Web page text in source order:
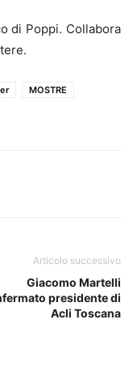
di Poppi. Collabora
MOSTRE
Articolo successivo
Giacomo Martelli
presidente di
Acli Toscana